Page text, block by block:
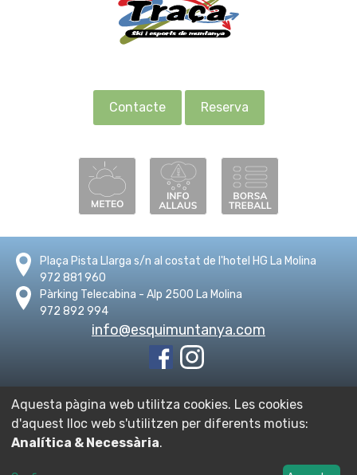
Contacte Reserva
Plaça Pista Llarga s/n al costat de l'hotel HG La Molina
972 881 960
Pàrking Telecabina - Alp 2500 La Molina
972 892 994
info@esquimuntanya.com
© Escola Traça - Ski i Esports de muntanya.2026-
legal-Política de privacitat
Aquesta pàgina web utilitza cookies. Les cookies
d'aquest lloc web s'utilitzen per diferents motius:
Analítica & Necessària.